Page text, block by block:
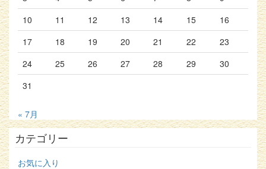
10
11 12 13 14 15
16
17
18 19 20 21 22
23
24
25 26 27 28 29
30
31
« 7月
カテゴリー
お気に入り